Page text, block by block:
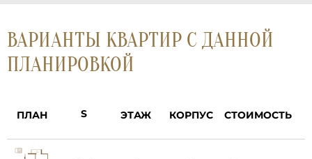
ВАРИАНТЫ КВАРТИР С ДАННОЙ
ПЛАНИРОВКОЙ
ПЛАН ЭТАЖ КОРПУС СТОИМОСТЬ